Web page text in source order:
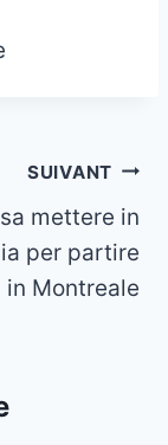
SUIVANT
mettere in
per partire
in Montreale